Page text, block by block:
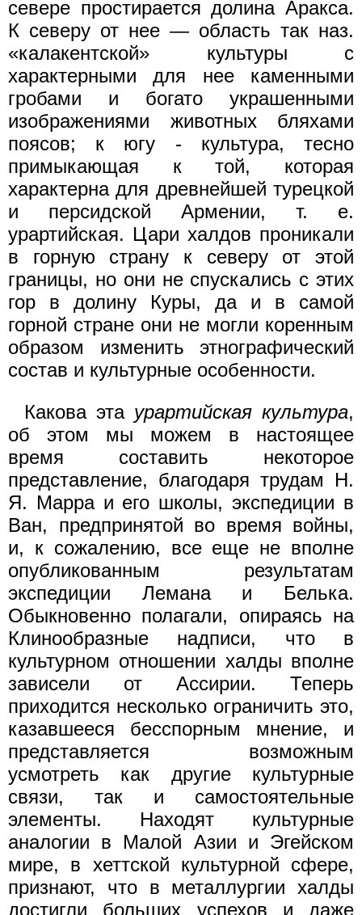
севере простирается долина Аракса.
К северу от нее — область так наз.
«калакентской» культуры с
характерными для нее каменными
гробами и богато украшенными
изображениями животных бляхами
поясов; к югу - культура, тесно
примыкающая к той, которая
характерна для древнейшей турецкой
и персидской Армении, т. е.
урартийская. Цари халдов проникали
в горную страну к северу от этой
границы, но они не спускались с этих
гор в долину Куры, да и в самой
горной стране они не могли коренным
образом изменить этнографический
состав и культурные особенности.
Какова эта урартийская культура,
об этом мы можем в настоящее
время составить некоторое
представление, благодаря трудам Н.
Я. Марра и его школы, экспедиции в
Ван, предпринятой во время войны,
и, к сожалению, все еще не вполне
опубликованным результатам
экспедиции Лемана и Белька.
Обыкновенно полагали, опираясь на
Клинообразные надписи, что в
культурном отношении халды вполне
зависели от Ассирии. Теперь
приходится несколько ограничить это,
казавшееся бесспорным мнение, и
представляется возможным
усмотреть как другие культурные
связи, так и самостоятельные
элементы. Находят культурные
аналогии в Малой Азии и Эгейском
мире, в хеттской культурной сфере,
признают, что в металлургии халды
достигли больших успехов и даже